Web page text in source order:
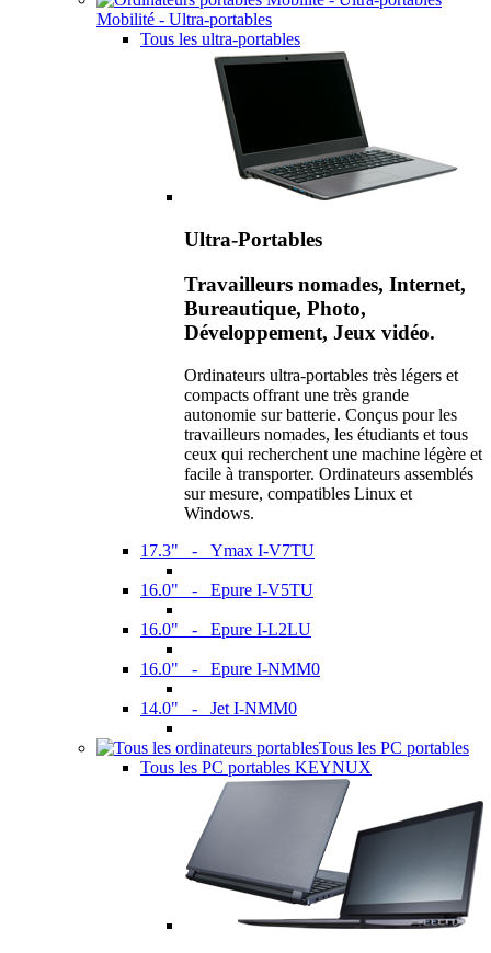
Mobilité - Ultra-portables
Tous les ultra-portables
Ultra-Portables
Travailleurs nomades, Internet,
Bureautique, Photo,
Développement, Jeux vidéo.
Ordinateurs ultra-portables très légers et
compacts offrant une très grande
autonomie sur batterie. Conçus pour les
travailleurs nomades, les étudiants et tous
ceux qui recherchent une machine légère et
facile à transporter. Ordinateurs assemblés
sur mesure, compatibles Linux et
Windows.
17.3" - Ymax I-V7TU
16.0" - Epure I-V5TU
16.0" - Epure I-L2LU
16.0" - Epure I-NMM0
14.0" - Jet I-NMM0
Tous les PC portables
Tous les PC portables KEYNUX